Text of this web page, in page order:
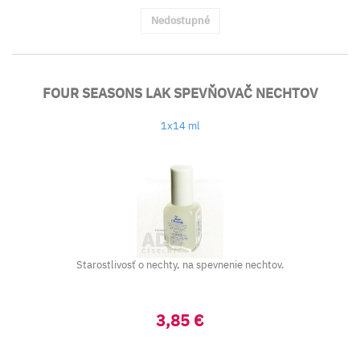
Nedostupné
FOUR SEASONS LAK SPEVŇOVAČ NECHTOV
1x14 ml
Starostlivosť o nechty, na spevnenie nechtov.
3,85 €